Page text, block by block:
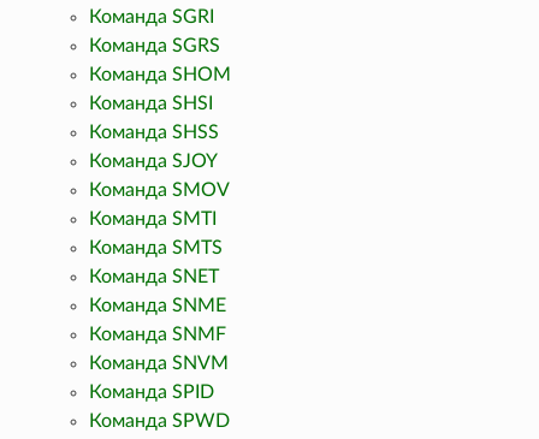
Команда SGRI
Команда SGRS
Команда SHOM
Команда SHSI
Команда SHSS
Команда SJOY
Команда SMOV
Команда SMTI
Команда SMTS
Команда SNET
Команда SNME
Команда SNMF
Команда SNVM
Команда SPID
Команда SPWD